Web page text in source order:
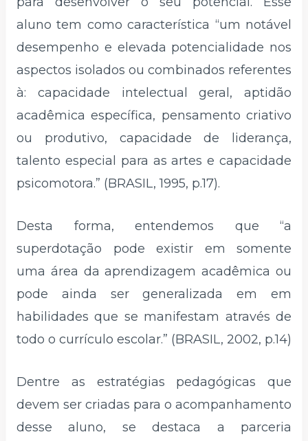
aluno tem como característica “um notável
desempenho e elevada potencialidade nos
aspectos isolados ou combinados referentes
à: capacidade intelectual geral, aptidão
acadêmica específica, pensamento criativo
ou produtivo, capacidade de liderança,
talento especial para as artes e capacidade
psicomotora.” (BRASIL, 1995, p.17).
Desta forma, entendemos que “a
superdotação pode existir em somente
uma área da aprendizagem acadêmica ou
pode ainda ser generalizada em em
habilidades que se manifestam através de
todo o currículo escolar.” (BRASIL, 2002, p.14)
Dentre as estratégias pedagógicas que
devem ser criadas para o acompanhamento
desse aluno, se destaca a parceria